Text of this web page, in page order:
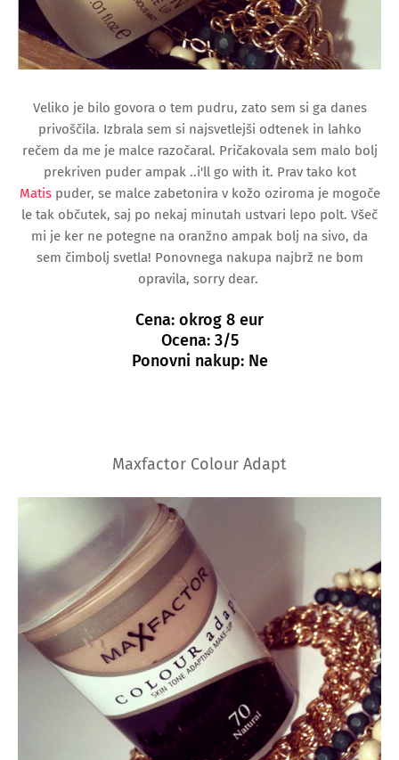
Veliko je bilo govora o tem pudru, zato sem si ga danes
privoščila. Izbrala sem si najsvetlejši odtenek in lahko
rečem da me je malce razočaral. Pričakovala sem malo bolj
prekriven puder ampak ..i'll go with it. Prav tako kot
Matispuder, se malce zabetonira v kožo oziroma je mogoče
le tak občutek, saj po nekaj minutah ustvari lepo polt. Všeč
mi je ker ne potegne na oranžno ampak bolj na sivo, da
sem čimbolj svetla! Ponovnega nakupa najbrž ne bom
opravila, sorry dear.
Cena: okrog 8 eur
Ocena: 3/5
Ponovni nakup: Ne
Maxfactor Colour Adapt